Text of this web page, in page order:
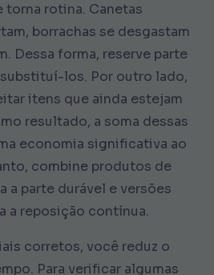
torna rotina. Canetas
borrachas se desgastam
Dessa forma, reserve parte
los. Por outro lado,
itens que ainda estejam
resultado, a soma dessas
economia significativa ao
combine produtos de
a parte durável e versões
a reposição contínua.
corretos, você reduz o
Para verificar algumas